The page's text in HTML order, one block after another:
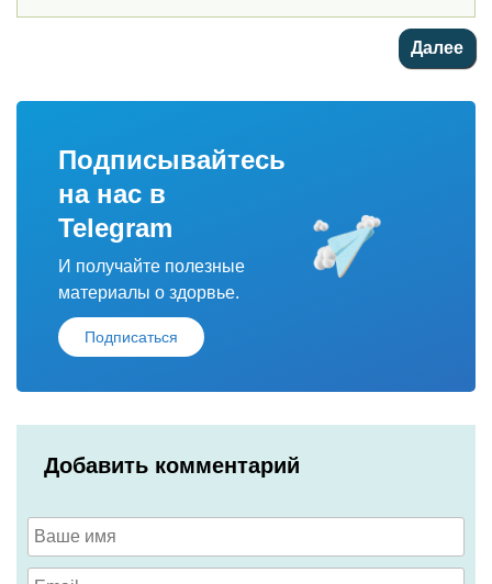
Подписывайтесь
на нас в
Telegram
И получайте полезные
материалы о здорвье.
Подписаться
Добавить комментарий